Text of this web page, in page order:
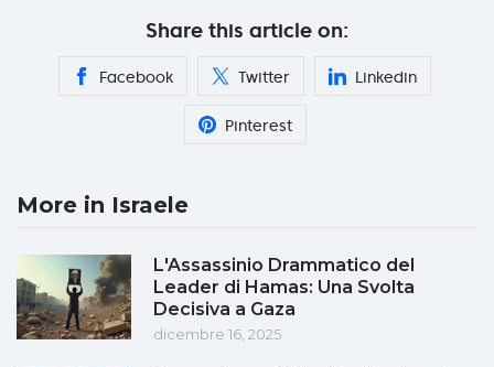
Share this article on:
Facebook Twitter Linkedin
Pinterest
More in Israele
L'Assassinio Drammatico del
Leader di Hamas: Una Svolta
Decisiva a Gaza
dicembre 16, 2025